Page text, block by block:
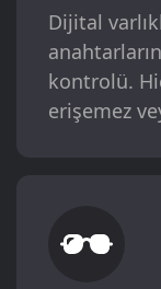
Dijital
kontrolü.
erişemez